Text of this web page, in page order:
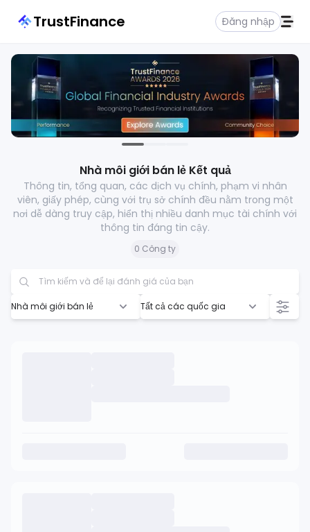
TrustFinance Đăng nhập
Nhà môi giới bán lẻ Kết quả
Thông tin, tổng quan, các dịch vụ chính, phạm vi nhân
viên, giấy phép, cùng với trụ sở chính đều nằm trong một
nơi dễ dàng truy cập, hiển thị nhiều danh mục tài chính với
thông tin đáng tin cậy.
0 Công ty